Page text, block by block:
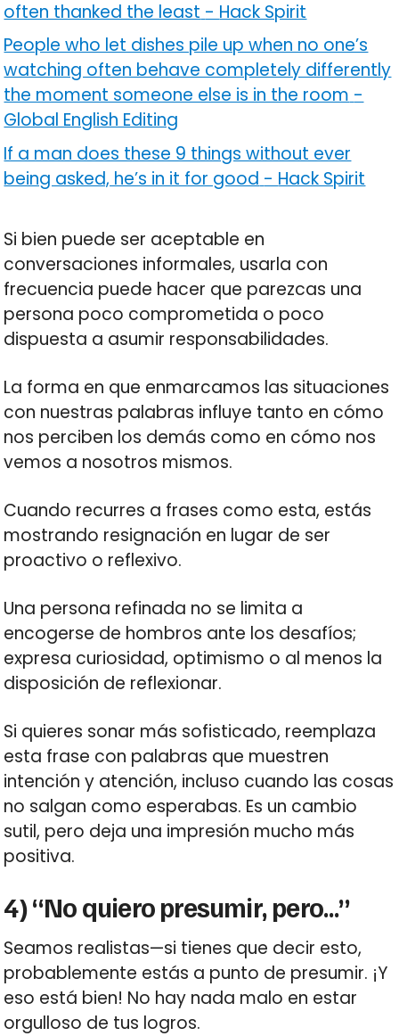
often thanked the least - Hack Spirit
People who let dishes pile up when no one’s
watching often behave completely differently
the moment someone else is in the room-
Global English Editing
If a man does these 9 things without ever
being asked, he’s in it for good - Hack Spirit
Si bien puede ser aceptable en
conversaciones informales, usarla con
frecuencia puede hacer que parezcas una
persona poco comprometida o poco
dispuesta a asumir responsabilidades.
La forma en que enmarcamos las situaciones
con nuestras palabras influye tanto en cómo
nos perciben los demás como en cómo nos
vemos a nosotros mismos.
Cuando recurres a frases como esta, estás
mostrando resignación en lugar de ser
proactivo o reflexivo.
Una persona refinada no se limita a
encogerse de hombros ante los desafíos;
expresa curiosidad, optimismo o al menos la
disposición de reflexionar.
Si quieres sonar más sofisticado, reemplaza
esta frase con palabras que muestren
intención y atención, incluso cuando las cosas
no salgan como esperabas. Es un cambio
sutil, pero deja una impresión mucho más
positiva.
4) “No quiero presumir, pero…”
Seamos realistas—si tienes que decir esto,
probablemente estás a punto de presumir. ¡Y
eso está bien! No hay nada malo en estar
orgulloso de tus logros.